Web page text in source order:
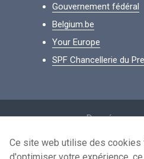
Gouvernement fédéral
Belgium.be
Your Europe
SPF Chancellerie du
Données
Conditions de
Ce site web utilise des cookies